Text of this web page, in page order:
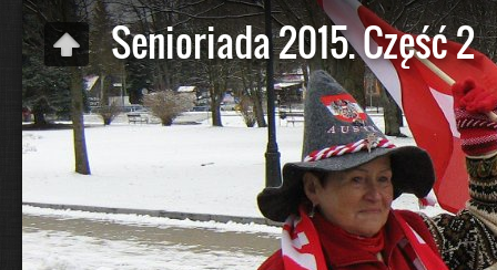
Senioriada 2015. Część 2